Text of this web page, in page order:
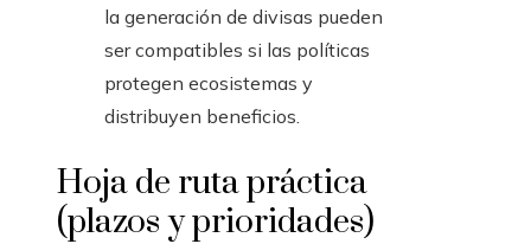
la generación de divisas pueden
ser compatibles si las políticas
protegen ecosistemas y
distribuyen beneficios.
Hoja de ruta práctica
(plazos y prioridades)